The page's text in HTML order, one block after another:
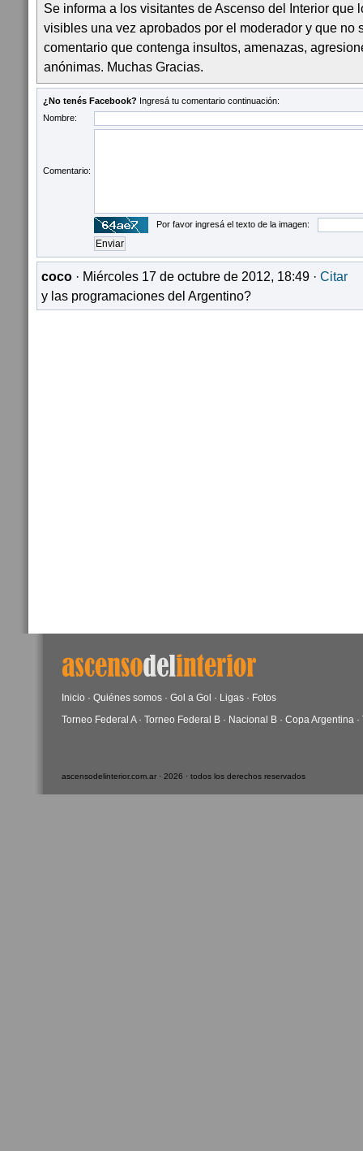
Se informa a los visitantes de Ascenso del Interior que
visibles una vez aprobados por el moderador y que no
comentario que contenga insultos, amenazas,
anónimas. Muchas Gracias.
¿No tenés Facebook? Ingresá tu comentario continuación:
Nombre:
Comentario:
Por favor ingresá el texto de la imagen:
coco · Miércoles 17 de octubre de 2012, 18:49 · Citar
y las programaciones del Argentino?
Inicio · Quiénes somos · Gol a Gol · Ligas · Fotos
Torneo Federal A· Torneo Federal B · Nacional B · Copa Argentina ·
ascensodelinterior.com.ar · 2026 · todos los derechos reservados